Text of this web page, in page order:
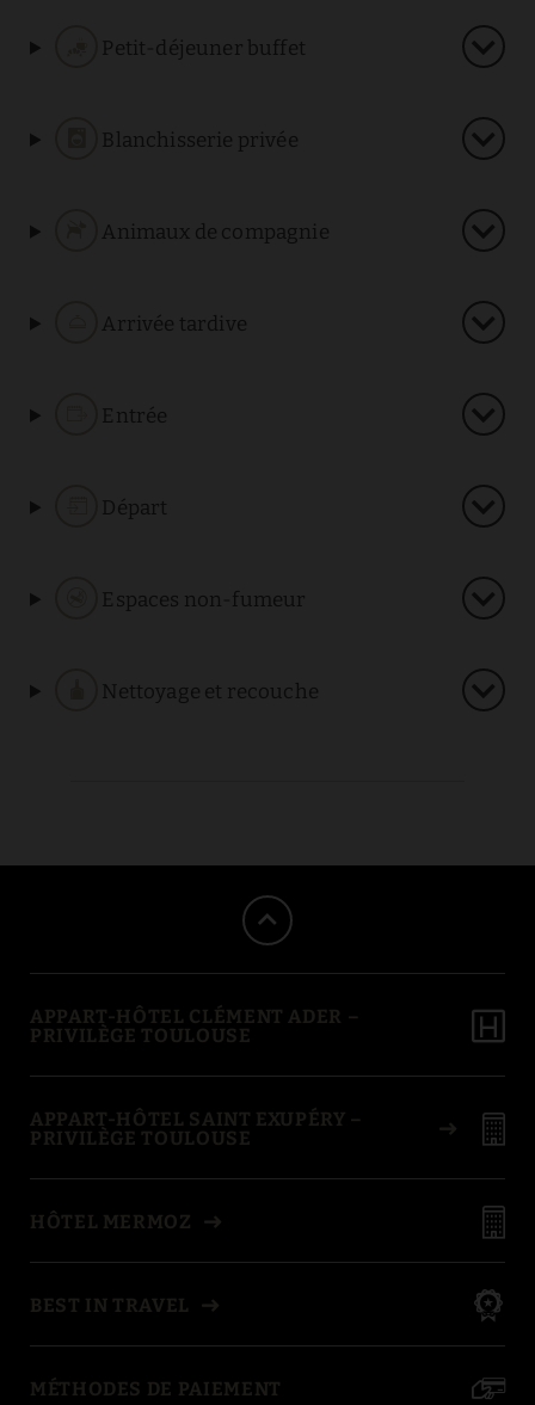
Petit-déjeuner buffet
Blanchisserie privée
Animaux de compagnie
Arrivée tardive
Entrée
Départ
Espaces non-fumeur
Nettoyage et recouche
APPART-HÔTEL CLÉMENT ADER –
PRIVILÈGE TOULOUSE
APPART-HÔTEL SAINT EXUPÉRY –
PRIVILÈGE TOULOUSE
HÔTEL MERMOZ
BEST IN TRAVEL
MÉTHODES DE PAIEMENT